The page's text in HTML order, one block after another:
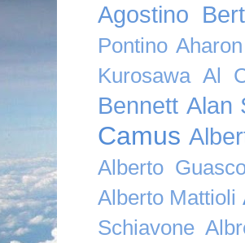
Agostino
Pontino
Kurosawa Al
Bennett Alan
Camus
Alberto
Alberto Mattioli
Schiavone